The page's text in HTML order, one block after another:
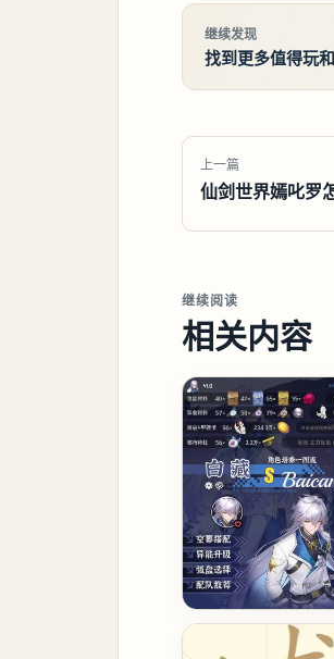
继续发现
找到更多值得玩
上一篇
仙剑世界嫣叱罗
继续阅读
相关内容